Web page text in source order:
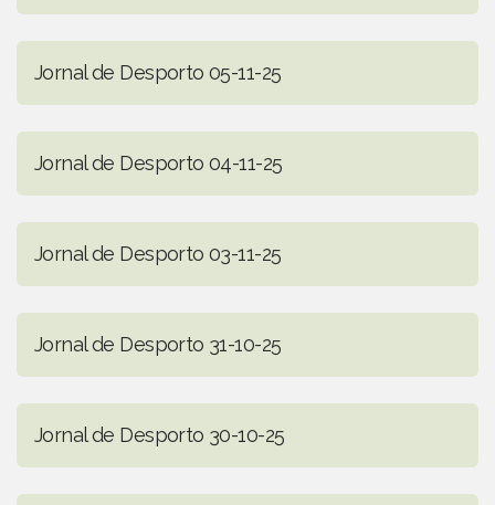
Jornal de Desporto 05-11-25
Jornal de Desporto 04-11-25
Jornal de Desporto 03-11-25
Jornal de Desporto 31-10-25
Jornal de Desporto 30-10-25